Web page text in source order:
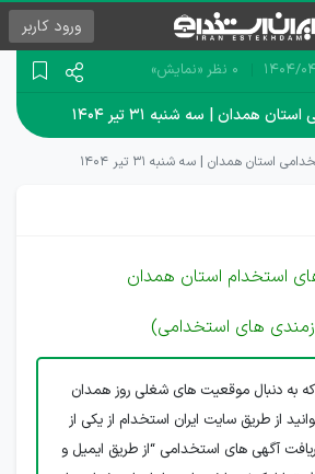
ورود کاربر
۰۴/۳۱ 0 نظر «نمایش»
همدان | سه شنبه ۳۱ تیر ۱۴۰۴
استان همدان | سه شنبه ۳۱ تیر ۱۴۰۴
استخدام استان همدان
های استخدامی)
به دنبال موقعیت های شغلی روز همدان
از طریق سایت ایران استخدام از یکی از
آگهی های استخدامی “از طریق ایمیل و